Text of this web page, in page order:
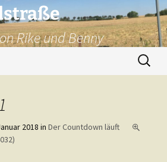
Rike und Benny
Suchen
nach:
2018 in Der Countdown läuft